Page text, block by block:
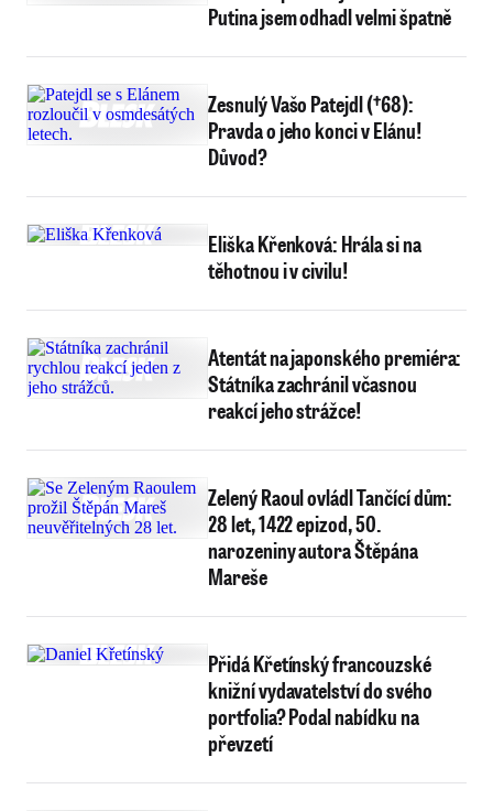
Putina jsem odhadl velmi špatně
Zesnulý Vašo Patejdl (†68):
Pravda o jeho konci v Elánu!
Důvod?
Eliška Křenková: Hrála si na
těhotnou i v civilu!
Atentát na japonského premiéra:
Státníka zachránil včasnou
reakcí jeho strážce!
Zelený Raoul ovládl Tančící dům:
28 let, 1422 epizod, 50.
narozeniny autora Štěpána
Mareše
Přidá Křetínský francouzské
knižní vydavatelství do svého
portfolia? Podal nabídku na
převzetí